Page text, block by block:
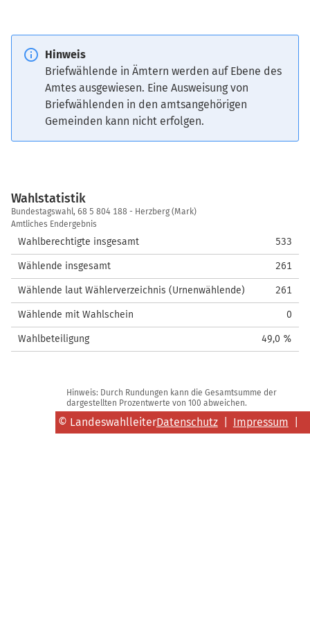
Hinweis
Briefwählende in Ämtern werden auf Ebene des
Amtes ausgewiesen. Eine Ausweisung von
Briefwählenden in den amtsangehörigen
Gemeinden kann nicht erfolgen.
Wahlstatistik
Wahlstatistik
Bundestagswahl, 68 5 804 188 - Herzberg (Mark)
Amtliches Endergebnis
Wahlberechtigte insgesamt 533
Wählende insgesamt 261
Wählende laut Wählerverzeichnis (Urnenwählende) 261
Wählende mit Wahlschein 0
Wahlbeteiligung 49,0 %
Hinweis: Durch Rundungen kann die Gesamtsumme der
dargestellten Prozentwerte von 100 abweichen.
© LandeswahlleiterDatenschutz| Impressum